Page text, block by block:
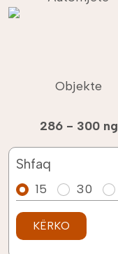
Objekte
286 - 300
Shfaq
15 30
KËRKO